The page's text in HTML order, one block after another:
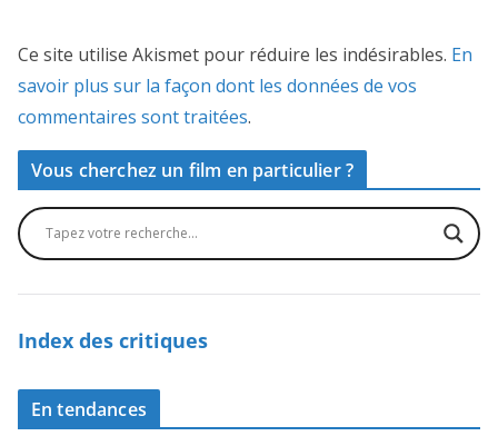
Ce site utilise Akismet pour réduire les indésirables. En
savoir plus sur la façon dont les données de vos
commentaires sont traitées.
Vous cherchez un film en particulier ?
Index des critiques
En tendances